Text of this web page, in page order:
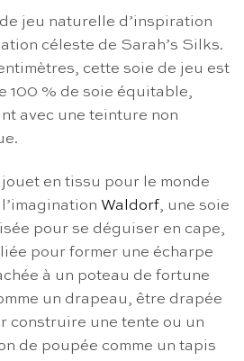
jeu naturelle d’inspiration
céleste de Sarah’s Silks.
cette soie de jeu est
100 % de soie équitable,
avec une teinture non
en tissu pour le monde
Waldorf, une soie
pour se déguiser en cape,
pour former une écharpe
à un poteau de fortune
un drapeau, être drapée
construire une tente ou un
de poupée comme un tapis